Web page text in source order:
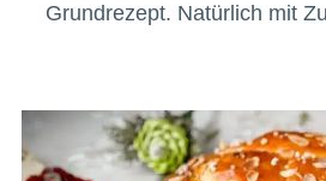
Grundrezept. Natürlich mit